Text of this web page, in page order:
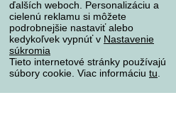
ďalších weboch. Personalizáciu a
cielenú reklamu si môžete
podrobnejšie nastaviť alebo
kedykoľvek vypnúť v Nastavenie
súkromia
Tieto internetové stránky používajú
súbory cookie. Viac informáciu tu